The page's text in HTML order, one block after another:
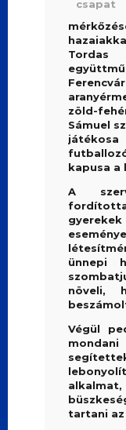
zöld-
Sámuel
kapusa a
A
ünnepi
növeli,
Végül
tartani az